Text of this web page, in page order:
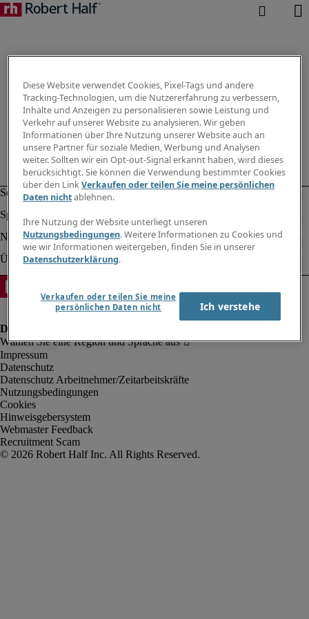
Impressum
Datenschutz
Datenschutz Arbeitnehmer/Zeitarbeitskräfte
Nutzungsbedingungen
Cookies
Hinweisgebersystem
Webmaster Feedback
Recruitment Scam
Diese Website verwendet Cookies, Pixel-Tags und andere
Tracking-Technologien, um die Nutzererfahrung zu verbessern,
Inhalte und Anzeigen zu personalisieren sowie Leistung und
Verkehr auf unserer Website zu analysieren. Wir geben
Informationen über Ihre Nutzung unserer Website auch an
unsere Partner für soziale Medien, Werbung und Analysen
weiter. Sollten wir ein Opt-out-Signal erkannt haben, wird dieses
berücksichtigt. Sie können die Verwendung bestimmter Cookies
über den LinkVerkaufen oder teilen Sie meine persönlichen
Daten nichtablehnen.
Ihre Nutzung der Website unterliegt unseren
Nutzungsbedingungen. Weitere Informationen zu Cookies und
wie wir Informationen weitergeben, finden Sie in unserer
Datenschutzerklärung.
Verkaufen oder teilen Sie meine
persönlichen Daten nicht
Ich verstehe